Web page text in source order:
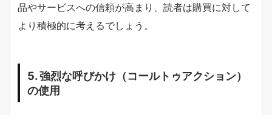
品やサービスへの信頼が高まり、読者は購買に対して
より積極的に考えるでしょう。
5. 強烈な呼びかけ（コールトゥアクション）
の使用